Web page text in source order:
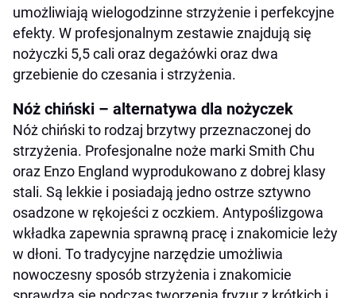
umożliwiają wielogodzinne strzyżenie i perfekcyjne
efekty. W profesjonalnym zestawie znajdują się
nożyczki 5,5 cali oraz degażówki oraz dwa
grzebienie do czesania i strzyżenia.
Nóż chiński – alternatywa dla nożyczek
Nóż chiński to rodzaj brzytwy przeznaczonej do
strzyżenia. Profesjonalne noże marki Smith Chu
oraz Enzo England wyprodukowano z dobrej klasy
stali. Są lekkie i posiadają jedno ostrze sztywno
osadzone w rękojeści z oczkiem. Antypoślizgowa
wkładka zapewnia sprawną pracę i znakomicie leży
w dłoni. To tradycyjne narzędzie umożliwia
nowoczesny sposób strzyżenia i znakomicie